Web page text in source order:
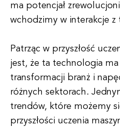
ma potencjał
wchodzimy w interakcje
Patrząc w przyszłość
jest, że ta technologia ma
transformacji branż i
różnych sektorach.
trendów, które możemy
przyszłości uczenia